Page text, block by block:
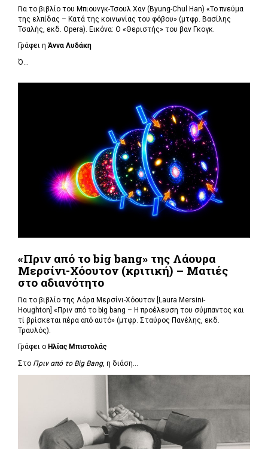
Για το βιβλίο του Μπιουνγκ-Τσουλ Χαν (Byung-Chul Han) «Το πνεύμα
της ελπίδας – Κατά της κοινωνίας του φόβου» (μτφρ. Βασίλης
Τσαλής, εκδ. Opera). Εικόνα: Ο «Θεριστής» του βαν Γκογκ.
Γράφει η Άννα Λυδάκη
Ό...
«Πριν από το big bang» της Λάουρα
Μερσίνι-Χόουτον (κριτική) – Ματιές
στο αδιανότητο
Για το βιβλίο της Λόρα Μερσίνι-Χόουτον [Laura Mersini-
Houghton] «Πριν από το big bang – Η προέλευση του σύμπαντος και
τί βρίσκεται πέρα από αυτό» (μτφρ. Σταύρος Πανέλης, εκδ.
Τραυλός).
Γράφει ο Ηλίας Μπιστολάς
Στο Πριν από το Big Bang, η διάση...